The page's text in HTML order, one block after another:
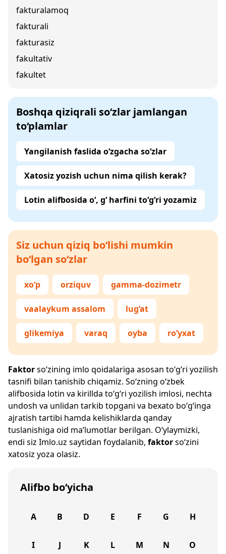
fakturalamoq
fakturali
fakturasiz
fakultativ
fakultet
Boshqa qiziqrali so‘zlar jamlangan
to‘plamlar
Yangilanish faslida o‘zgacha so‘zlar
Xatosiz yozish uchun nima qilish kerak?
Lotin alifbosida o‘, g‘ harfini to‘g‘ri yozamiz
Siz uchun qiziq bo‘lishi mumkin
bo‘lgan so‘zlar
xo‘p orziquv gamma-dozimetr
vaalaykum assalom lug‘at
glikemiya varaq oyba ro‘yxat
Faktorso‘zining imlo qoidalariga asosan to‘g‘ri yozilish
tasnifi bilan tanishib chiqamiz. So‘zning o‘zbek
alifbosida lotin va kirillda to‘g‘ri yozilish imlosi, nechta
undosh va unlidan tarkib topgani va bexato bo‘g‘inga
ajratish tartibi hamda kelishiklarda qanday
tuslanishiga oid ma’lumotlar berilgan. O‘ylaymizki,
endi siz Imlo.uz saytidan foydalanib, faktorso‘zini
xatosiz yoza olasiz.
Alifbo bo‘yicha
A B D E F G H
I J K L M N O